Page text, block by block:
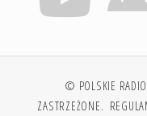
© POLSKIE
ZASTRZEŻONE.